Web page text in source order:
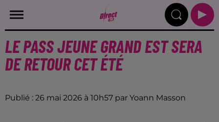
LE PASS JEUNE GRAND EST SERA
DE RETOUR CET ÉTÉ
Publié : 26 mai 2026 à 10h57 par Yoann Masson